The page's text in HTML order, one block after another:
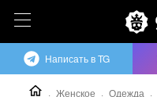
Женское Одежда
Написать в TG